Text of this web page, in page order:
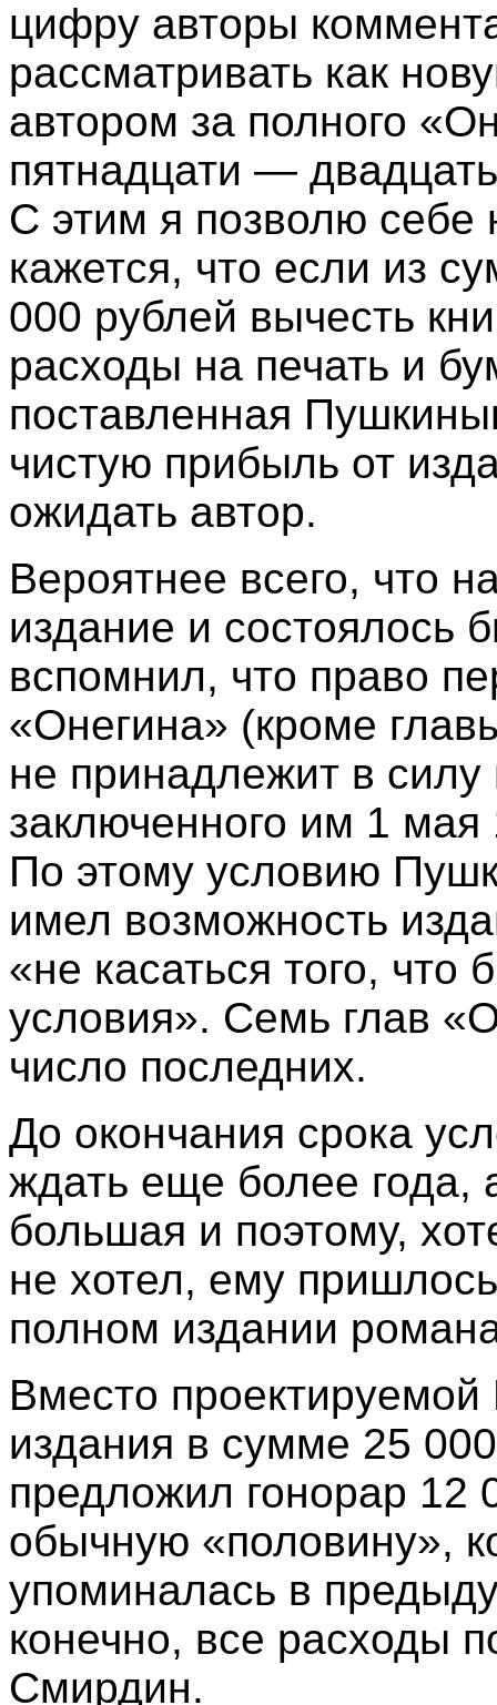
цифру авторы
рассматривать как
автором за полного
пятнадцати —
С этим я позволю себе
кажется, что если из
000 рублей вычесть
расходы на печать и
поставленная
чистую прибыль от
ожидать автор.
Вероятнее всего, что
издание и состоялось
вспомнил, что право
«Онегина» (кроме
не принадлежит в силу
заключенного им 1
По этому условию
имел возможность
«не касаться того,
условия». Семь глав
число последних.
До окончания срока
ждать еще более года,
большая и поэтому,
не хотел, ему
полном издании
Вместо
издания в сумме 25
предложил гонорар 12
обычную «половину»,
упоминалась в
конечно, все расходы
Смирдин.